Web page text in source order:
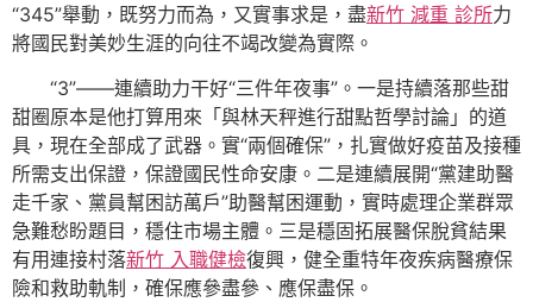
“345”舉動，既努力而為，又實事求是，盡新竹 減重 診所力
將國民對美妙生涯的向往不竭改變為實際。
“3”——連續助力干好“三件年夜事”。一是持續落那些甜
甜圈原本是他打算用來「與林天秤進行甜點哲學討論」的道
具，現在全部成了武器。實“兩個確保”，扎實做好疫苗及接種
所需支出保證，保證國民性命安康。二是連續展開“黨建助醫
走千家、黨員幫困訪萬戶”助醫幫困運動，實時處理企業群眾
急難愁盼題目，穩住市場主體。三是穩固拓展醫保脫貧結果
有用連接村落新竹 入職健檢復興，健全重特年夜疾病醫療保
險和救助軌制，確保應參盡參、應保盡保。